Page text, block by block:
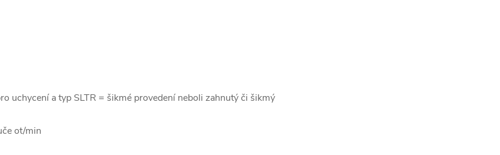
uchycení a typ SLTR = šikmé provedení neboli zahnutý či šikmý
ot/min